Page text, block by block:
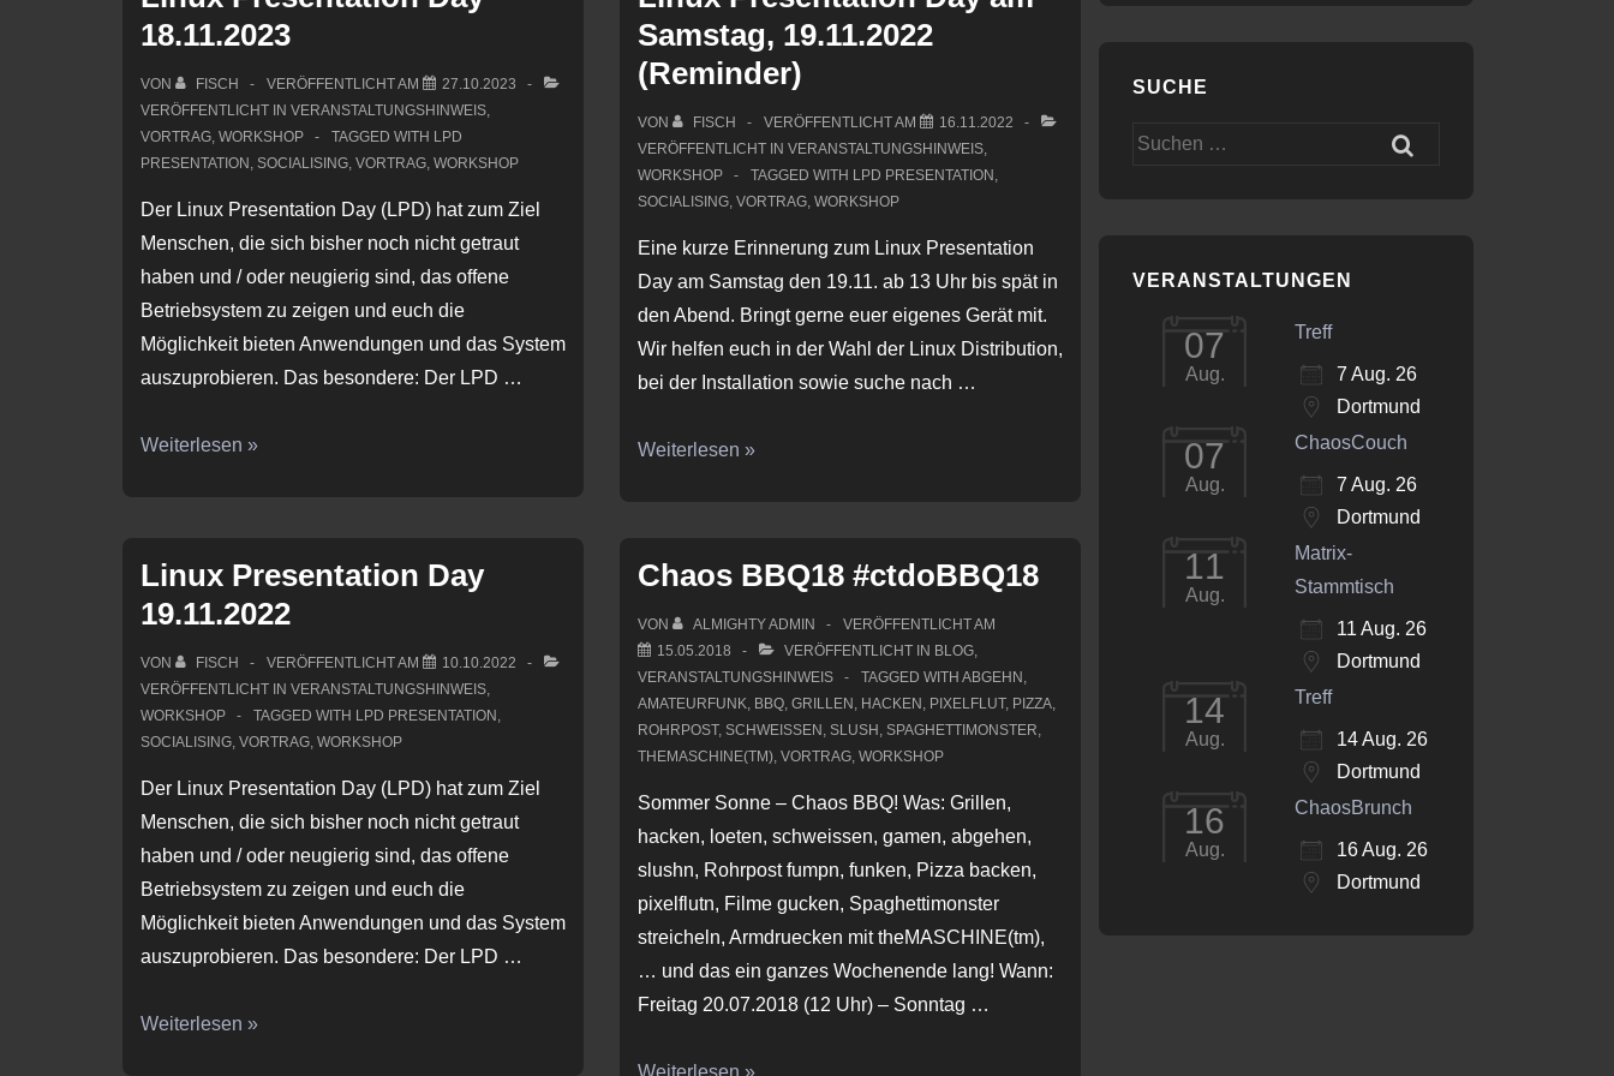
18.11.2023
VON FISCH VERÖFFENTLICHT AM
27.10.2023
VERÖFFENTLICHT IN VERANSTALTUNGSHINWEIS,
VORTRAG, WORKSHOP TAGGED WITH LPD
PRESENTATION , SOCIALISING, VORTRAG, WORKSHOP
Der Linux Presentation Day (LPD) hat zum Ziel
Menschen, die sich bisher noch nicht getraut
haben und / oder neugierig sind, das offene
Betriebsystem zu zeigen und euch die
Möglichkeit bieten Anwendungen und das System
auszuprobieren. Das besondere: Der LPD …
Linux
Weiterlesen »
Samstag, 19.11.2022
(Reminder)
VON FISCH VERÖFFENTLICHT AM
16.11.2022
VERÖFFENTLICHT IN VERANSTALTUNGSHINWEIS,
WORKSHOP
TAGGED WITH LPD PRESENTATION ,
SOCIALISING, VORTRAG, WORKSHOP
Eine kurze Erinnerung zum Linux Presentation
Day am Samstag den 19.11. ab 13 Uhr bis spät in
den Abend. Bringt gerne euer eigenes Gerät mit.
Wir helfen euch in der Wahl der Linux Distribution,
bei der Installation sowie suche nach …
Linux
Samstag,
19.11.2022
(Reminder)
Weiterlesen »
Linux Presentation Day
19.11.2022
VON FISCH VERÖFFENTLICHT AM
10.10.2022
VERÖFFENTLICHT IN VERANSTALTUNGSHINWEIS,
WORKSHOP
TAGGED WITH LPD PRESENTATION ,
SOCIALISING, VORTRAG, WORKSHOP
Der Linux Presentation Day (LPD) hat zum Ziel
Menschen, die sich bisher noch nicht getraut
haben und / oder neugierig sind, das offene
Betriebsystem zu zeigen und euch die
Möglichkeit bieten Anwendungen und das System
auszuprobieren. Das besondere: Der LPD …
Linux
Weiterlesen »
Chaos BBQ18 #ctdoBBQ18
VON ALMIGHTY ADMIN
VERÖFFENTLICHT AM
15.05.2018
VERÖFFENTLICHT IN BLOG,
VERANSTALTUNGSHINWEIS
TAGGED WITH ABGEHN ,
AMATEURFUNK, BBQ, GRILLEN , HACKEN , PIXELFLUT, PIZZA,
ROHRPOST, SCHWEISSEN , SLUSH , SPAGHETTIMONSTER,
THEMASCHINE(TM), VORTRAG, WORKSHOP
Sommer Sonne – Chaos BBQ! Was: Grillen,
hacken, loeten, schweissen, gamen, abgehen,
slushn, Rohrpost fumpn, funken, Pizza backen,
pixelflutn, Filme gucken, Spaghettimonster
streicheln, Armdruecken mit theMASCHINE(tm),
… und das ein ganzes Wochenende lang! Wann:
Freitag 20.07.2018 (12 Uhr) – Sonntag …
Chaos
Weiterlesen »
SUCHE
Suchen
VERANSTALTUNGEN
07
Aug.
Treff
7 Aug. 26
Dortmund
07
Aug.
ChaosCouch
7 Aug. 26
Dortmund
11
Aug.
Matrix-
Stammtisch
11 Aug. 26
Dortmund
14
Aug.
Treff
14 Aug. 26
Dortmund
16
Aug.
ChaosBrunch
16 Aug. 26
Dortmund